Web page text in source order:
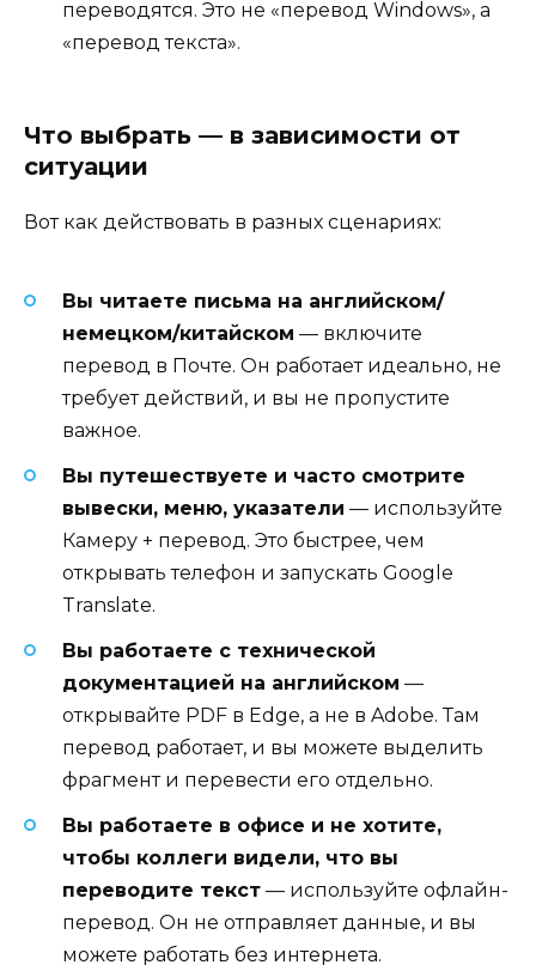
переводятся. Это не «перевод Windows», а
«перевод текста».
Что выбрать — в зависимости от
ситуации
Вот как действовать в разных сценариях:
Вы читаете письма на английском/
немецком/китайском — включите
перевод в Почте. Он работает идеально, не
требует действий, и вы не пропустите
важное.
Вы путешествуете и часто смотрите
вывески, меню, указатели — используйте
Камеру + перевод. Это быстрее, чем
открывать телефон и запускать Google
Translate.
Вы работаете с технической
документацией на английском —
открывайте PDF в Edge, а не в Adobe. Там
перевод работает, и вы можете выделить
фрагмент и перевести его отдельно.
Вы работаете в офисе и не хотите,
чтобы коллеги видели, что вы
переводите текст — используйте офлайн-
перевод. Он не отправляет данные, и вы
можете работать без интернета.